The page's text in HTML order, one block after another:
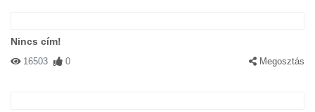
Nincs cím!
16503 0 Megosztás